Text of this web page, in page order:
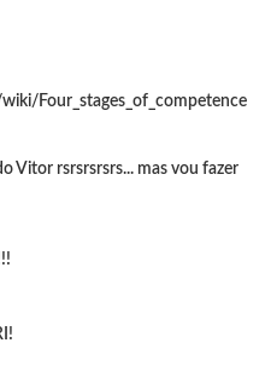
Four_stages_of_competence
Vitor rsrsrsrsrs... mas vou fazer